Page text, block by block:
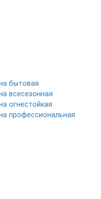
бытовая
всесезонная
огнестойкая
профессиональная